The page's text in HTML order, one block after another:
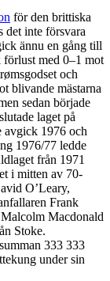
för den brittiska
det inte försvara
ännu en gång till
med 0–1 mot
och
blivande mästarna
sedan började
laget på
avgick 1976 och
1976/77 ledde
från 1971
i mitten av 70-
O’Leary,
Frank
Macdonald
Stoke.
333 333
under sin